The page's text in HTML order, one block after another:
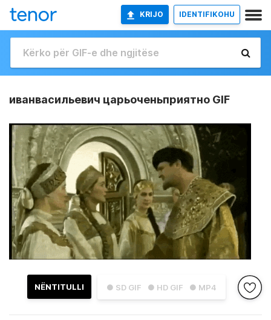
KRIJO IDENTIFIKOHU
иванвасильевич царьоченьприятно GIF
● SD GIF ● HD GIF ● MP4
NËNTITULLI